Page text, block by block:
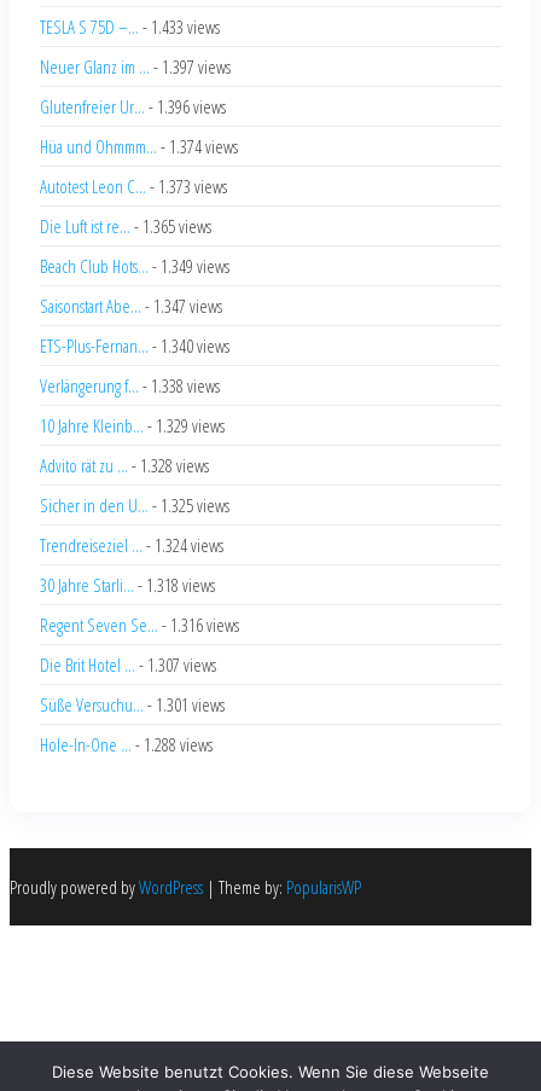
TESLA S 75D –... - 1.433 views
Neuer Glanz im ... - 1.397 views
Glutenfreier Ur... - 1.396 views
Hüa und Ohmmm... - 1.374 views
Autotest Leon C... - 1.373 views
Die Luft ist re... - 1.365 views
Beach Club Hots... - 1.349 views
Saisonstart Abe... - 1.347 views
ETS-Plus-Fernan... - 1.340 views
Verlängerung f... - 1.338 views
10 Jahre Kleinb... - 1.329 views
Advito rät zu ... - 1.328 views
Sicher in den U... - 1.325 views
Trendreiseziel ... - 1.324 views
30 Jahre Starli... - 1.318 views
Regent Seven Se... - 1.316 views
Die Brit Hotel ... - 1.307 views
Süße Versuchu... - 1.301 views
Hole-In-One ... - 1.288 views
Proudly powered byWordPress | Theme by: PopularisWP
Diese Website benutzt Cookies. Wenn Sie diese Webseite